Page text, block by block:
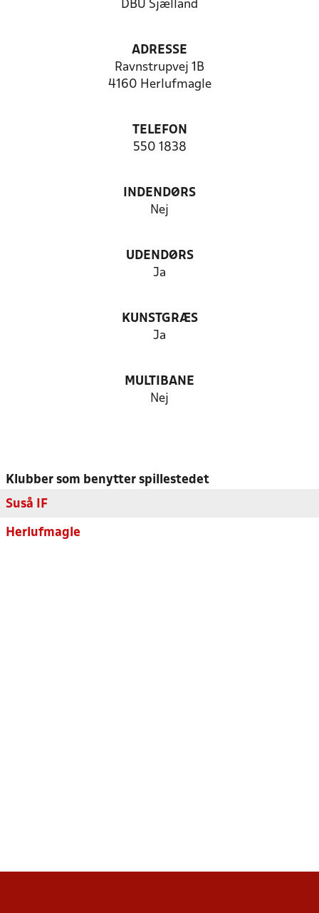
DBU Sjælland
ADRESSE
Ravnstrupvej 1B
4160 Herlufmagle
TELEFON
550 1838
INDENDØRS
Nej
UDENDØRS
Ja
KUNSTGRÆS
Ja
MULTIBANE
Nej
Klubber som benytter spillestedet
Suså IF
Herlufmagle